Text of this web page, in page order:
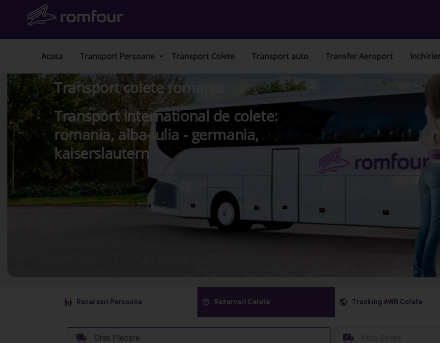
Acasa Transport Persoane Transport Colete Transport auto Transfer Aeroport
Transport colete romania
Transport International de colete:
romania, alba-iulia - germania,
kaiserslautern
󱠣 Rezervari Persoane 󰏗 Rezervari Colete 󰇧 Tracking AWB Colete
Oras Plecare
󰞈 󰳔